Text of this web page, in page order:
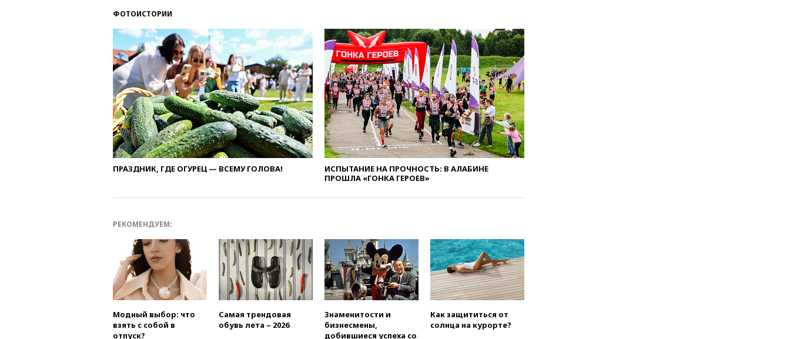
конкуренты
10:59
Торговые центры и кафе
в России могут обязать
раздавать питьевую воду
бесплатно
10:41Бывшая глава брокера
Mind Money Юлия Хандошко
признала свою вину
10:41Пашинян: Армения
понимает невозможность
одновременного членства в
ЕС и ЕАЭС
10:13
Минтранс предлагает
тратить средства дорожных
фондов на защиту трасс от
БПЛА
09:56
Хакеры нашли
документы об ударах ВСУ по
нефтяным терминалам в
ФОТОИСТОРИИ
ПРАЗДНИК, ГДЕ ОГУРЕЦ — ВСЕМУ ГОЛОВА!
ИСПЫТАНИЕ НА ПРОЧНОСТЬ: В АЛАБИНЕ
ПРОШЛА «ГОНКА ГЕРОЕВ»
РЕКОМЕНДУЕМ:
Модный выбор: что
взять с собой в
отпуск?
Самая трендовая
обувь лета – 2026
Знаменитости и
бизнесмены,
добившиеся успеха со
Как защититься от
солнца на курорте?